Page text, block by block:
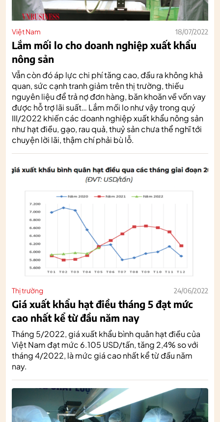
Việt Nam 18/07/2022
Lắm mối lo cho doanh nghiệp xuất khẩu
nông sản
Vẫn còn đó áp lực chi phí tăng cao, đầu ra không khả
quan, sức cạnh tranh giảm trên thị trường, thiếu
nguyên liệu để trả nợ đơn hàng, băn khoăn về vốn vay
được hỗ trợ lãi suất… Lắm mối lo như vậy trong quý
III/2022 khiến các doanh nghiệp xuất khẩu nông sản
như hạt điều, gạo, rau quả, thuỷ sản chưa thể nghĩ tới
chuyện lời lãi, thậm chí phải bù lỗ.
Thị trường 24/06/2022
Giá xuất khẩu hạt điều tháng 5 đạt mức
cao nhất kể từ đầu năm nay
Tháng 5/2022, giá xuất khẩu bình quân hạt điều của
Việt Nam đạt mức 6.105 USD/tấn, tăng 2,4% so với
tháng 4/2022, là mức giá cao nhất kể từ đầu năm
nay.